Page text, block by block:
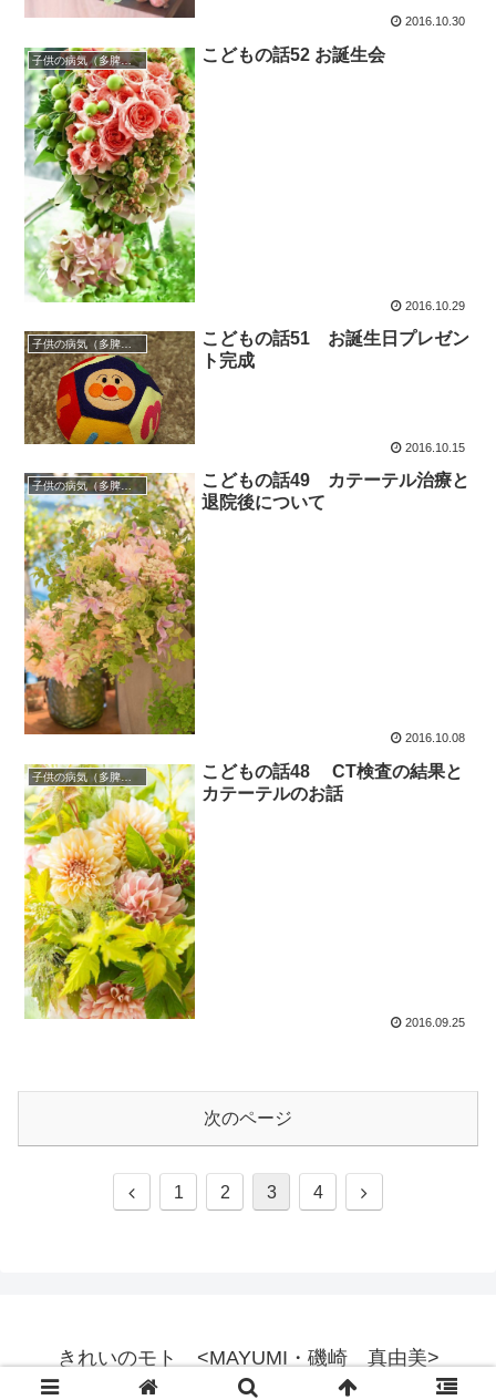
2016.10.30
子供の病気（多脾症候群） こどもの話52 お誕生会
2016.10.29
こどもの話51 お誕生日プレゼン
ト完成
2016.10.15
こどもの話49 カテーテル治療と
退院後について
2016.10.08
子供の病気（多脾症候群）
こどもの話48 CT検査の結果と
カテーテルのお話
2016.09.25
次のページ
前
1 2 3 4
次
きれいのモト <MAYUMI・磯崎 真由美>
© 2015 きれいのモト <MAYUMI・磯崎 真由美>.